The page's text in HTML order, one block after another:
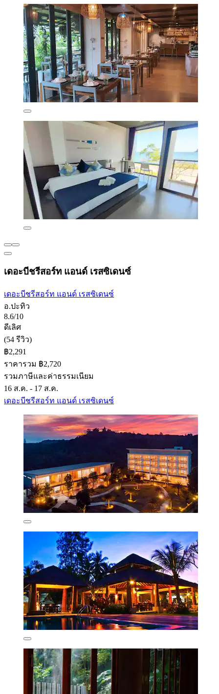
เดอะบีชรีสอร์ท แอนด์ เรสซิเดนซ์
เดอะบีชรีสอร์ท แอนด์ เรสซิเดนซ์
อ.ปะทิว
8.6/10
ดีเลิศ
(54 รีวิว)
฿2,291
ราคารวม ฿2,720
รวมภาษีและค่าธรรมเนียม
16 ส.ค. - 17 ส.ค.
เดอะบีชรีสอร์ท แอนด์ เรสซิเดนซ์